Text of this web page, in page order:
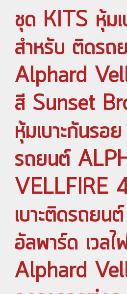
ชุด KITS หุ้มเ
สำหรับ ติดรถ
Alphard
สี Sunset
หุ้มเบาะกันรอ
รถยนต์
VELLFIRE
เบาะติดรถยน
อัลพาร์ด เวล
Alphard